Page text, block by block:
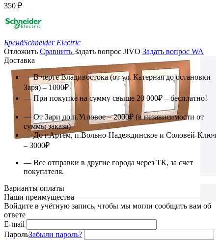
350 ₽
БрендSchneider Electric
Отложить Сравнить Задать вопрос JIVO Задать вопрос WA
Доставка
— В черте Владивостока (от ул. Катерная до остановки
Заря) – 1000₽
— При покупке на сумму свыше 20 000₽ – бесплатно!
— От Зари до п.Угловое – 2000₽ (в независимости от
суммы заказа)
— До г.Артем, п.Вольно-Надеждинское и Соловей-Ключ
– 3000₽
— Все отправки в другие города через ТК, за счет
покупателя.
Варианты оплаты
Наши преимущества
Войдите в учётную запись, чтобы мы могли сообщить вам об
ответе
E-mail
ПарольЗабыли пароль?